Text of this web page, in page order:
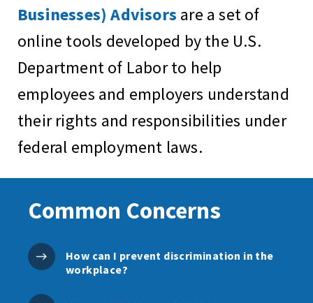
Businesses) Advisors are a set of
online tools developed by the U.S.
Department of Labor to help
employees and employers understand
their rights and responsibilities under
federal employment laws.
Common Concerns
How can I prevent discrimination in the
workplace?